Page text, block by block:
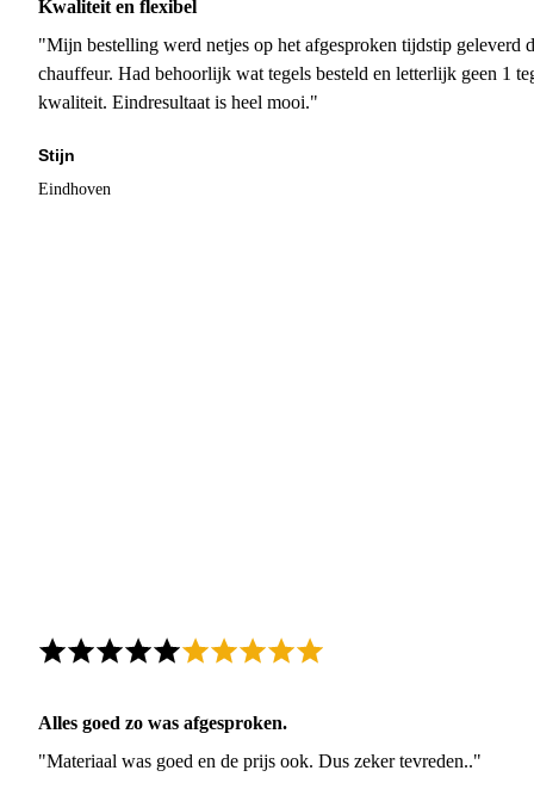
Kwaliteit en flexibel
"Mijn bestelling werd netjes op het afgesproken tijdstip geleverd
chauffeur. Had behoorlijk wat tegels besteld en letterlijk geen 1
kwaliteit. Eindresultaat is heel mooi."
Stijn
Eindhoven
Alles goed zo was afgesproken.
"Materiaal was goed en de prijs ook. Dus zeker tevreden.."